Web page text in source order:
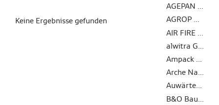
Keine Ergebnisse gefunden
AGEPAN SYSTEM c/o Sonae Arauco Deutschland GmbH
AGROP NOVA a. s.
AIR FIRE TECH Brandschutzsysteme GmbH
alwitra GmbH
Ampack AG
Arche Naturhaus GmbH
Auwärter - Anhänger und Aufbauten GmbH Co. KG
B&O Bau GmbH